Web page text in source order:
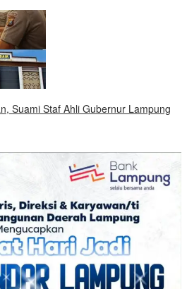
Suami Staf Ahli Gubernur Lampung